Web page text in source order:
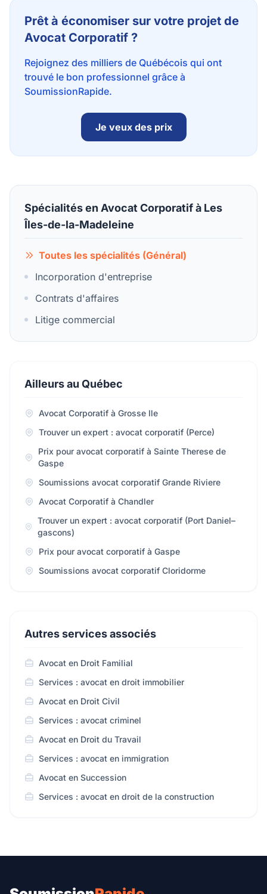
Prêt à économiser sur votre projet de
Avocat Corporatif ?
Rejoignez des milliers de Québécois qui ont
trouvé le bon professionnel grâce à
SoumissionRapide.
Je veux des prix
Spécialités en Avocat Corporatif à Les
Îles-de-la-Madeleine
Toutes les spécialités (Général)
Incorporation d'entreprise
Contrats d'affaires
Litige commercial
Ailleurs au Québec
Avocat Corporatif à Grosse Ile
Trouver un expert : avocat corporatif (Perce)
Prix pour avocat corporatif à Sainte Therese de
Gaspe
Soumissions avocat corporatif Grande Riviere
Avocat Corporatif à Chandler
Trouver un expert : avocat corporatif (Port Daniel–
gascons)
Prix pour avocat corporatif à Gaspe
Soumissions avocat corporatif Cloridorme
Autres services associés
Avocat en Droit Familial
Services : avocat en droit immobilier
Avocat en Droit Civil
Services : avocat criminel
Avocat en Droit du Travail
Services : avocat en immigration
Avocat en Succession
Services : avocat en droit de la construction